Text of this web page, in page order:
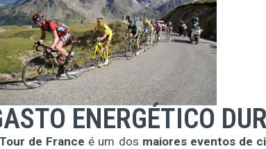
ENERGÉTICO
Tour de France é um dos maiores eventos de